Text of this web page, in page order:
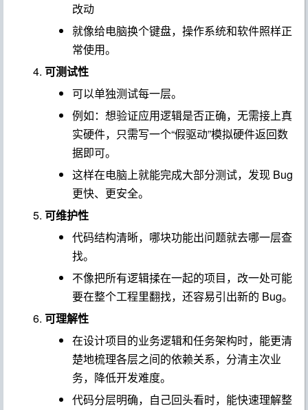
改动
就像给电脑换个键盘，操作系统和软件照样正
常使用。
可测试性
可以单独测试每一层。
例如：想验证应用逻辑是否正确，无需接上真
实硬件，只需写一个“假驱动”模拟硬件返回数
据即可。
这样在电脑上就能完成大部分测试，发现 Bug
更快、更安全。
可维护性
代码结构清晰，哪块功能出问题就去哪一层查
找。
不像把所有逻辑揉在一起的项目，改一处可能
要在整个工程里翻找，还容易引出新的 Bug。
可理解性
在设计项目的业务逻辑和任务架构时，能更清
楚地梳理各层之间的依赖关系，分清主次业
务，降低开发难度。
代码分层明确，自己回头看时，能快速理解整